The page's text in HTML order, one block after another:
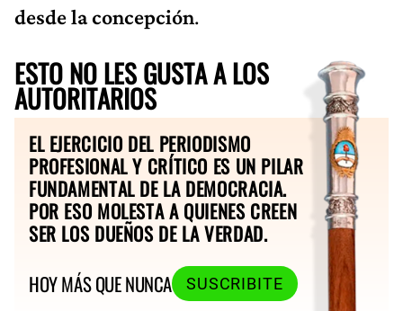
desde la concepción.
ESTO NO LES GUSTA A LOS
AUTORITARIOS
EL EJERCICIO DEL PERIODISMO
PROFESIONAL Y CRÍTICO ES UN PILAR
FUNDAMENTAL DE LA DEMOCRACIA.
POR ESO MOLESTA A QUIENES CREEN
SER LOS DUEÑOS DE LA VERDAD.
HOY MÁS QUE NUNCA
SUSCRIBITE